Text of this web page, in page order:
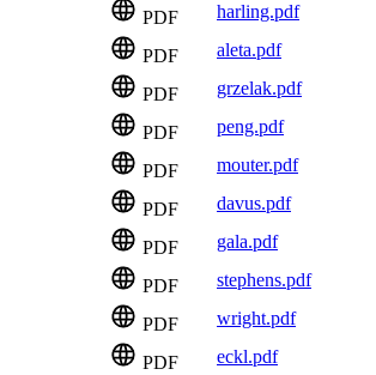
PDF harling.pdf
PDF aleta.pdf
PDF grzelak.pdf
PDF peng.pdf
PDF mouter.pdf
PDF davus.pdf
PDF gala.pdf
PDF stephens.pdf
PDF wright.pdf
PDF eckl.pdf